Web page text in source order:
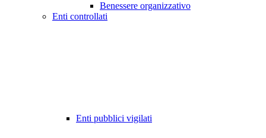
Benessere organizzativo
Enti controllati
Enti pubblici vigilati